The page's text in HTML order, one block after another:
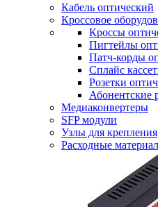
Кабель оптический
Кроссовое
Кроссы
Пигтейлы
Патч-корды
Сплайс
Розетки
Абонентские
Медиаконвертеры
SFP модули
Узлы для крепления
Расходные